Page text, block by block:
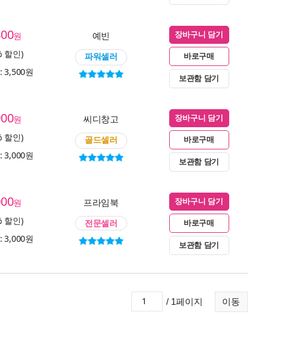
원
할인)
3,500원
예빈
파워셀러
장바구니 담기
바로구매
보관함 담기
원
할인)
3,000원
씨디창고
골드셀러
장바구니 담기
바로구매
보관함 담기
원
할인)
3,000원
프라임북
전문셀러
장바구니 담기
바로구매
보관함 담기
이동
/ 1페이지